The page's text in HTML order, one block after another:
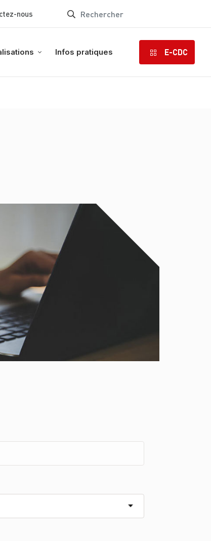
nous
Infos pratiques E-CDC